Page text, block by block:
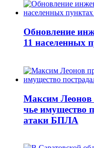
Обновление
11 населенных
Максим Леонов
чье имущество
атаки БПЛА